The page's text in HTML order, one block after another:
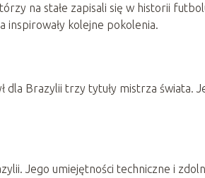
na stałe zapisali się w historii
inspirowały kolejne pokolenia.
dla Brazylii trzy tytuły mistrza świata.
Jego umiejętności techniczne i